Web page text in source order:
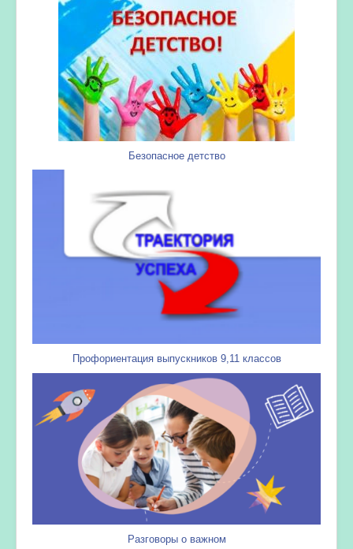
Безопасное детство
Профориентация выпускников 9,11 классов
Разговоры о важном